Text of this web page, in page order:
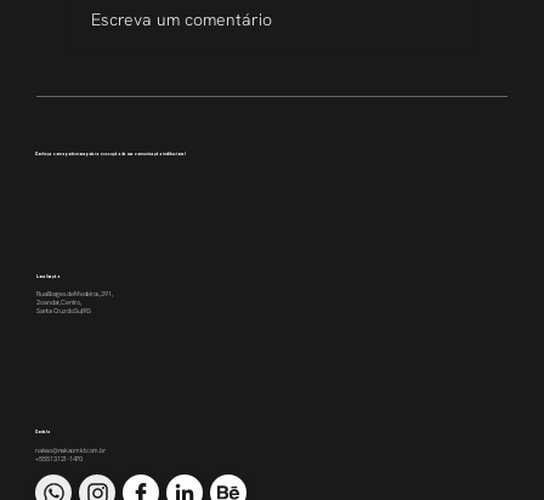
Escreva um comentário
Conheça como podemos apoiar a execução da sua comunicação institucional
Rua Borges de Medeiros, 391,
2o andar, Centro,
Santa Cruz do Sul/RS
Contato
nakao@nakaomkt.com.br
+55 51 3121-1470